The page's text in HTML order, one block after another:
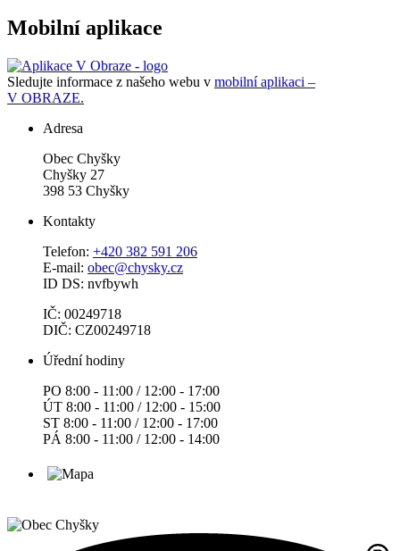
Mobilní aplikace
Sledujte informace z našeho webu v mobilní aplikaci –
V OBRAZE.
Adresa
Obec Chyšky
Chyšky 27
398 53 Chyšky
Kontakty
Telefon: +420 382 591 206
E-mail: obec@chysky.cz
ID DS: nvfbywh
IČ: 00249718
DIČ: CZ00249718
Úřední hodiny
PO 8:00 - 11:00 / 12:00 - 17:00
ÚT 8:00 - 11:00 / 12:00 - 15:00
ST 8:00 - 11:00 / 12:00 - 17:00
PÁ 8:00 - 11:00 / 12:00 - 14:00